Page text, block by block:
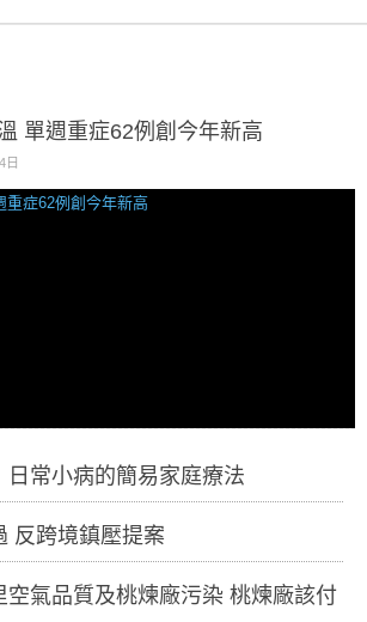
單週重症62例創今年新高
日
日常小病的簡易家庭療法
反跨境鎮壓提案
空氣品質及桃煉廠污染 桃煉廠該付